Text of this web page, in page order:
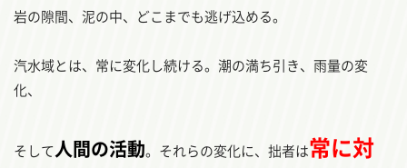
岩の隙間、泥の中、どこまでも逃げ込める。
汽水域とは、常に変化し続ける。潮の満ち引き、雨量の変
化、
そして人間の活動。それらの変化に、拙者は常に対